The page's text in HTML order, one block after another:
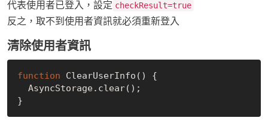
代表使用者已登入，設定 checkResult=true
反之，取不到使用者資訊就必須重新登入
清除使用者資訊
function ClearUserInfo()
{
AsyncStorage. clear() ;